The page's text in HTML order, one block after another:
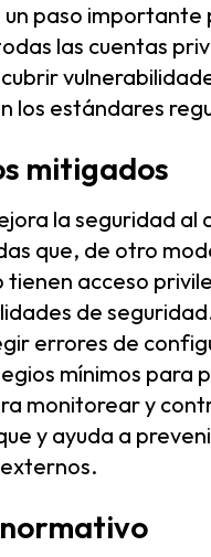
paso
las cuentas
los estándares
mitigados
la seguridad al
que, de otro
acceso
de
errores de
mínimos para
monitorear y
y ayuda a
externos.